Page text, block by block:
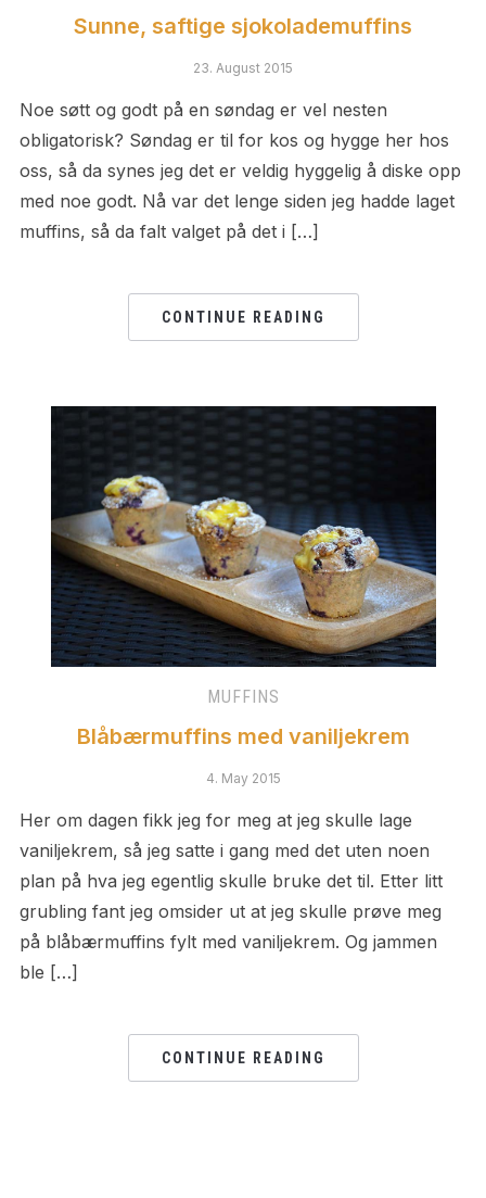
Sunne, saftige sjokolademuffins
23. August 2015
Noe søtt og godt på en søndag er vel nesten
obligatorisk? Søndag er til for kos og hygge her hos
oss, så da synes jeg det er veldig hyggelig å diske opp
med noe godt. Nå var det lenge siden jeg hadde laget
muffins, så da falt valget på det i […]
CONTINUE READING
MUFFINS
Blåbærmuffins med vaniljekrem
4. May 2015
Her om dagen fikk jeg for meg at jeg skulle lage
vaniljekrem, så jeg satte i gang med det uten noen
plan på hva jeg egentlig skulle bruke det til. Etter litt
grubling fant jeg omsider ut at jeg skulle prøve meg
på blåbærmuffins fylt med vaniljekrem. Og jammen
ble […]
CONTINUE READING